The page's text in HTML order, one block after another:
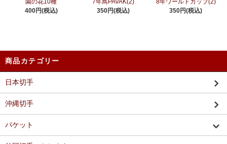
園の花10種
400円(税込)
7年鳥PAVAK(2)
350円(税込)
8年ワールドカップ(2)
350円(税込)
商品カテゴリー
日本切手
沖縄切手
パケット